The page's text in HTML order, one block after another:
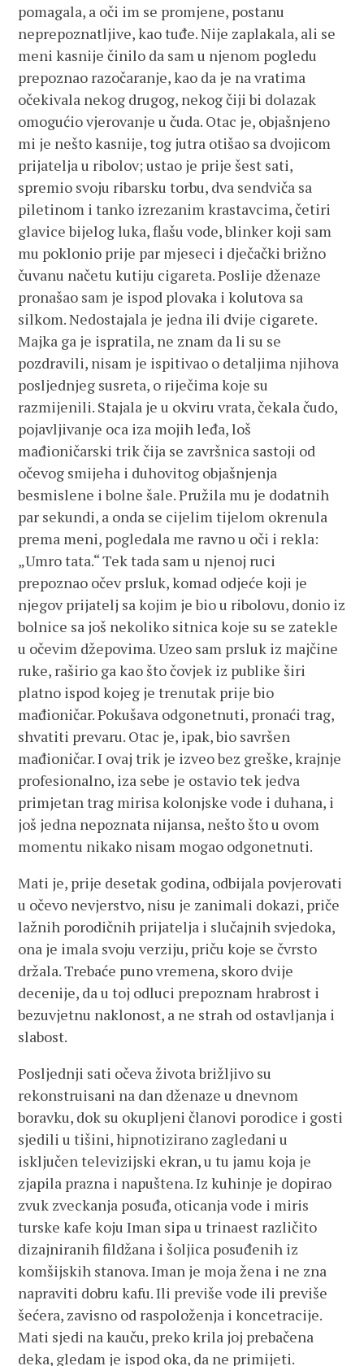
pomagala, a oči im se promjene, postanu
neprepoznatljive, kao tuđe. Nije zaplakala, ali se
meni kasnije činilo da sam u njenom pogledu
prepoznao razočaranje, kao da je na vratima
očekivala nekog drugog, nekog čiji bi dolazak
omogućio vjerovanje u čuda. Otac je, objašnjeno
mi je nešto kasnije, tog jutra otišao sa dvojicom
prijatelja u ribolov; ustao je prije šest sati,
spremio svoju ribarsku torbu, dva sendviča sa
piletinom i tanko izrezanim krastavcima, četiri
glavice bijelog luka, flašu vode, blinker koji sam
mu poklonio prije par mjeseci i dječački brižno
čuvanu načetu kutiju cigareta. Poslije dženaze
pronašao sam je ispod plovaka i kolutova sa
silkom. Nedostajala je jedna ili dvije cigarete.
Majka ga je ispratila, ne znam da li su se
pozdravili, nisam je ispitivao o detaljima njihova
posljednjeg susreta, o riječima koje su
razmijenili. Stajala je u okviru vrata, čekala čudo,
pojavljivanje oca iza mojih leđa, loš
mađioničarski trik čija se završnica sastoji od
očevog smijeha i duhovitog objašnjenja
besmislene i bolne šale. Pružila mu je dodatnih
par sekundi, a onda se cijelim tijelom okrenula
prema meni, pogledala me ravno u oči i rekla:
„Umro tata.“ Tek tada sam u njenoj ruci
prepoznao očev prsluk, komad odjeće koji je
njegov prijatelj sa kojim je bio u ribolovu, donio iz
bolnice sa još nekoliko sitnica koje su se zatekle
u očevim džepovima. Uzeo sam prsluk iz majčine
ruke, raširio ga kao što čovjek iz publike širi
platno ispod kojeg je trenutak prije bio
mađioničar. Pokušava odgonetnuti, pronaći trag,
shvatiti prevaru. Otac je, ipak, bio savršen
mađioničar. I ovaj trik je izveo bez greške, krajnje
profesionalno, iza sebe je ostavio tek jedva
primjetan trag mirisa kolonjske vode i duhana, i
još jedna nepoznata nijansa, nešto što u ovom
momentu nikako nisam mogao odgonetnuti.
Mati je, prije desetak godina, odbijala povjerovati
u očevo nevjerstvo, nisu je zanimali dokazi, priče
lažnih porodičnih prijatelja i slučajnih svjedoka,
ona je imala svoju verziju, priču koje se čvrsto
držala. Trebaće puno vremena, skoro dvije
decenije, da u toj odluci prepoznam hrabrost i
bezuvjetnu naklonost, a ne strah od ostavljanja i
slabost.
Posljednji sati očeva života brižljivo su
rekonstruisani na dan dženaze u dnevnom
boravku, dok su okupljeni članovi porodice i gosti
sjedili u tišini, hipnotizirano zagledani u
isključen televizijski ekran, u tu jamu koja je
zjapila prazna i napuštena. Iz kuhinje je dopirao
zvuk zveckanja posuđa, oticanja vode i miris
turske kafe koju Iman sipa u trinaest različito
dizajniranih fildžana i šoljica posuđenih iz
komšijskih stanova. Iman je moja žena i ne zna
napraviti dobru kafu. Ili previše vode ili previše
šećera, zavisno od raspoloženja i koncetracije.
Mati sjedi na kauču, preko krila joj prebačena
deka, gledam je ispod oka, da ne primijeti.